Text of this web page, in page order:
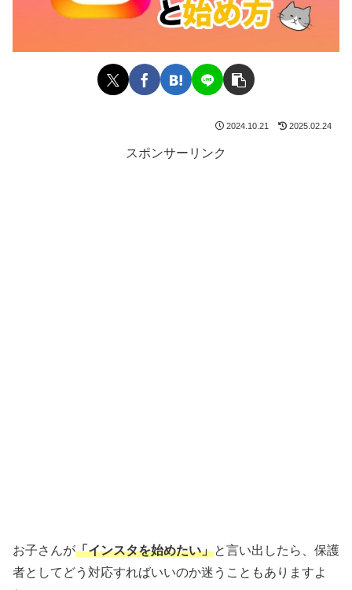
2024.10.21 2025.02.24
スポンサーリンク
お子さんが「インスタを始めたい」と言い出したら、保護
者としてどう対応すればいいのか迷うこともありますよ